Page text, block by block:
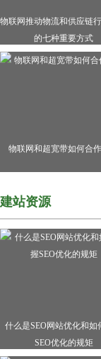
物联网推动物流和供应链
的七种重要方式
物联网和超宽带如何合
建站资源
什么是SEO网站优化和如
SEO优化的规矩